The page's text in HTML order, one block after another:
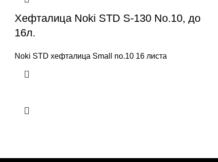
Хефталица Noki STD S-130 No.10, до
16л.
Noki STD хефталица Small no.10 16 листа